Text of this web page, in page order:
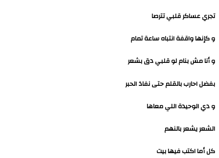
تجري عساكر قلبي تترصا
و كإنها واقفة انتباه ساعة تمام
و أنا مش بنام لو قلبي دق بشعر
بفضل احارب بالقلم حتى نفاذ الحبر
و دي الوحيدة اللي معاها
الشعر يشعر بالنهم
كل أما اكتب فيها بيت